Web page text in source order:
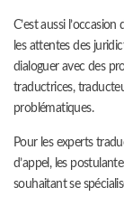
C’est aussi
les attentes des
dialoguer avec des
traductrices,
problématiques.
Pour les experts
d’appel, les
souhaitant se